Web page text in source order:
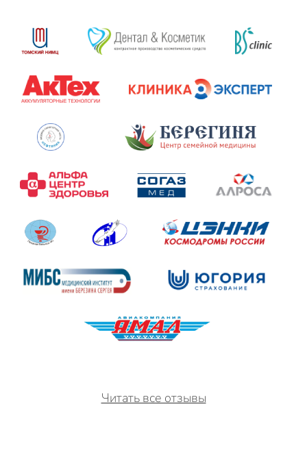
Читать все отзывы